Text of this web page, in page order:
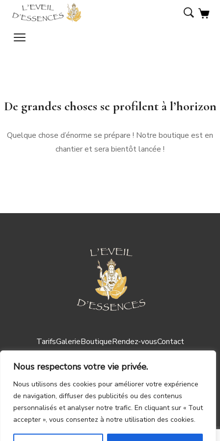
Nous respectons votre vie privée.
Nous utilisons des cookies pour améliorer votre expérience
de navigation, diffuser des publicités ou des contenus
personnalisés et analyser notre trafic. En cliquant sur « Tout
accepter », vous consentez à notre utilisation des cookies.
De grandes choses se profilent à l’horizon
Quelque chose d’énorme se prépare ! Notre boutique est en
chantier et sera bientôt lancée !
TarifsGalerieBoutiqueRendez-vousContact
Mentions légales ┃CGV